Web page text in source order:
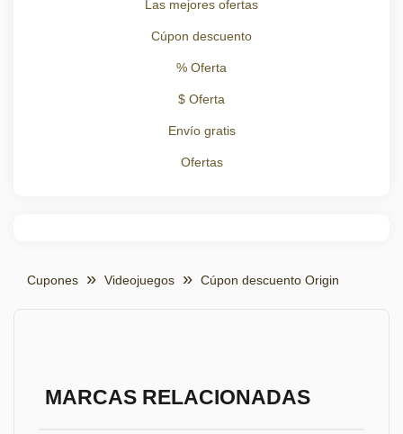
Las mejores ofertas
Cúpon descuento
% Oferta
$ Oferta
Envío gratis
Ofertas
Cupones Videojuegos Cúpon descuento Origin
MARCAS RELACIONADAS